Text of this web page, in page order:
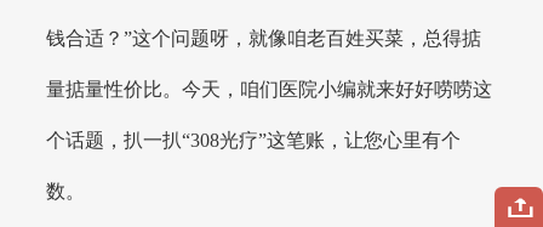
钱合适？”这个问题呀，就像咱老百姓买菜，总得掂
量掂量性价比。今天，咱们医院小编就来好好唠唠这
个话题，扒一扒“308光疗”这笔账，让您心里有个
数。